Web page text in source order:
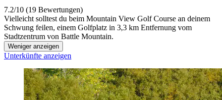
7.2/10 (19 Bewertungen)
Vielleicht solltest du beim Mountain View Golf Course an deinem
Schwung feilen, einem Golfplatz in 3,3 km Entfernung vom
Stadtzentrum von Battle Mountain.
Weniger anzeigen
Unterkünfte anzeigen